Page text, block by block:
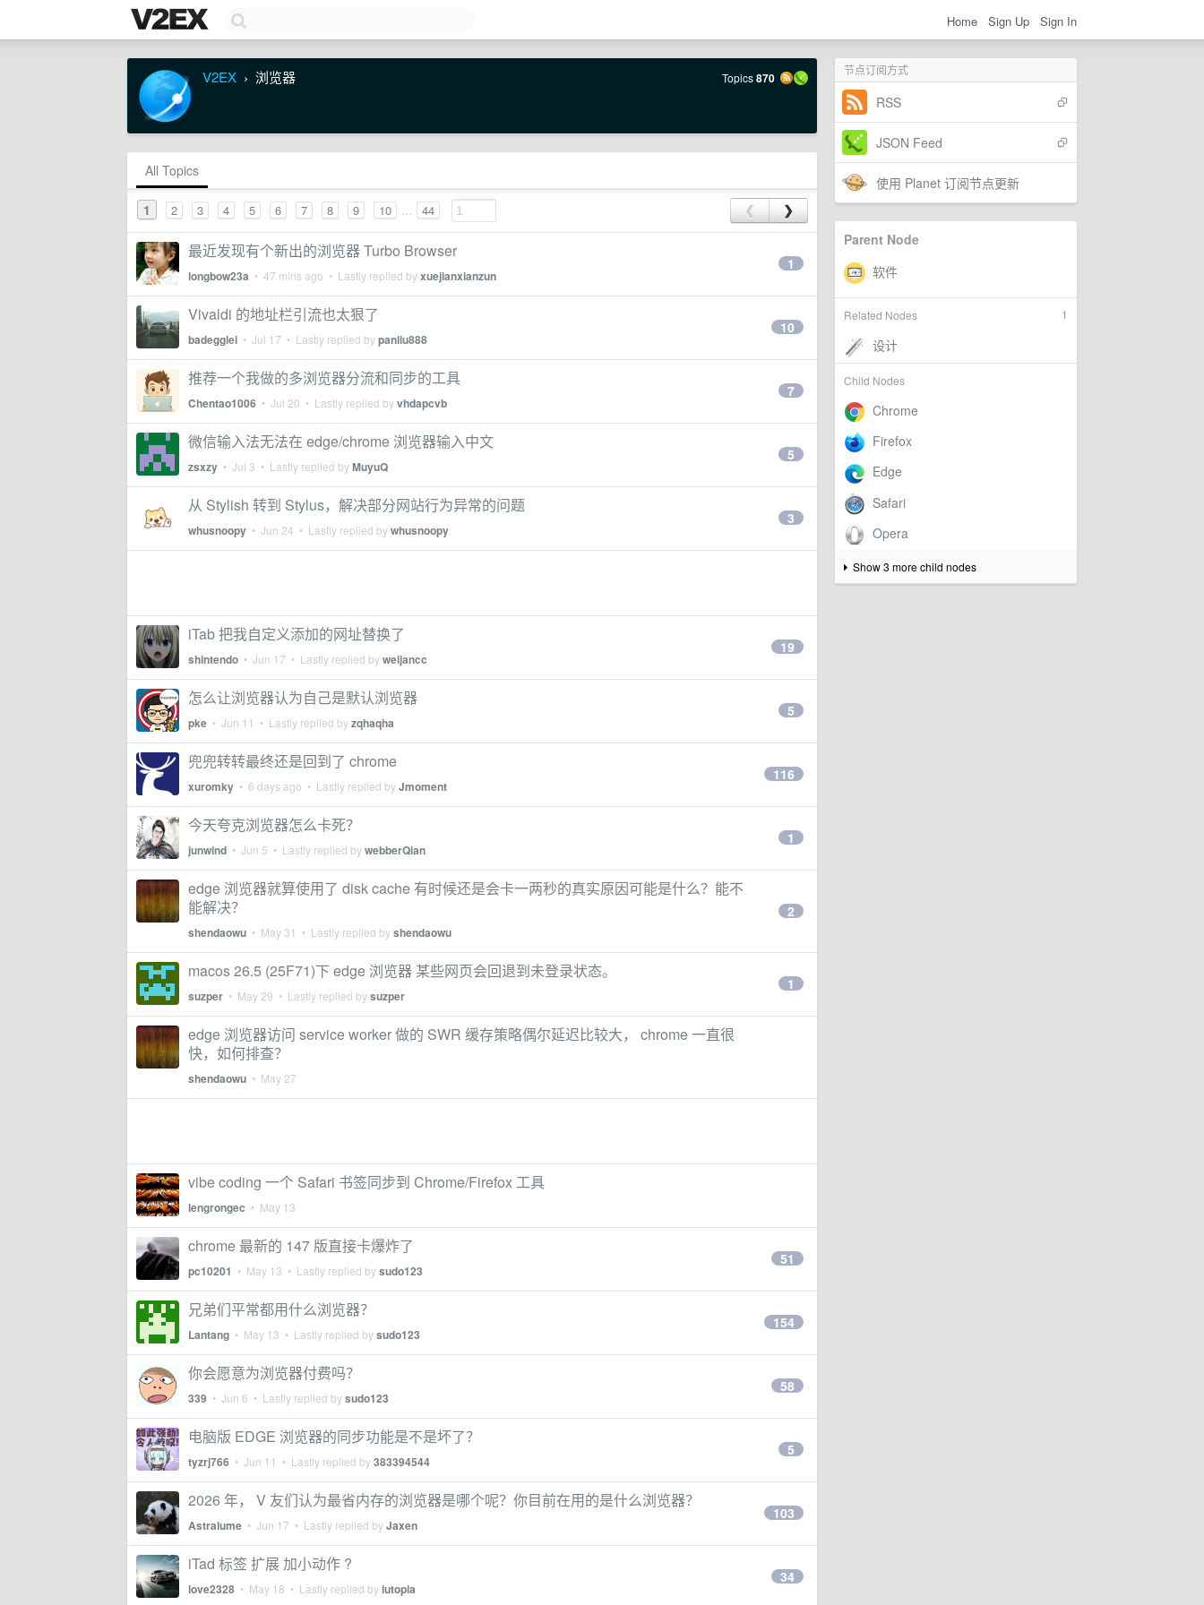
Home Sign Up Sign In
节点订阅方式
RSS
JSON Feed
使用 Planet 订阅节点更新
Parent Node
1
Related Nodes
Child Nodes
Show 3 more child nodes
V2EX › 浏览器 Topics870
All Topics
1 2 3 4 5 6 7 8 9 10 ... 44 ❮ ❯
最近发现有个新出的浏览器 Turbo Browser
longbow23a • 47 mins ago • Lastly replied byxuejianxianzun
1
Vivaldi 的地址栏引流也太狠了
badegglei • Jul 17 • Lastly replied bypanliu888
10
推荐一个我做的多浏览器分流和同步的工具
Chentao1006 • Jul 20 • Lastly replied byvhdapcvb
7
微信输入法无法在 edge/chrome 浏览器输入中文
zsxzy • Jul 3 • Lastly replied byMuyuQ
5
从 Stylish 转到 Stylus，解决部分网站行为异常的问题
whusnoopy • Jun 24 • Lastly replied bywhusnoopy
3
iTab 把我自定义添加的网址替换了
shintendo • Jun 17 • Lastly replied byweijancc
19
怎么让浏览器认为自己是默认浏览器
pke • Jun 11 • Lastly replied byzqhaqha
5
兜兜转转最终还是回到了 chrome
xuromky • 6 days ago • Lastly replied byJmoment
116
今天夸克浏览器怎么卡死？
junwind • Jun 5 • Lastly replied bywebberQian
1
edge 浏览器就算使用了 disk cache 有时候还是会卡一两秒的真实原因可能是什么？能不
能解决？
shendaowu • May 31 • Lastly replied byshendaowu
2
macos 26.5 (25F71)下 edge 浏览器 某些网页会回退到未登录状态。
suzper • May 29 • Lastly replied bysuzper
1
edge 浏览器访问 service worker 做的 SWR 缓存策略偶尔延迟比较大， chrome 一直很
快，如何排查？
shendaowu • May 27
vibe coding 一个 Safari 书签同步到 Chrome/Firefox 工具
lengrongec • May 13
chrome 最新的 147 版直接卡爆炸了
pc10201 • May 13 • Lastly replied bysudo123
51
兄弟们平常都用什么浏览器？
Lantang • May 13 • Lastly replied bysudo123
154
你会愿意为浏览器付费吗？
339 • Jun 6 • Lastly replied bysudo123
58
电脑版 EDGE 浏览器的同步功能是不是坏了？
tyzrj766 • Jun 11 • Lastly replied by383394544
5
2026 年， V 友们认为最省内存的浏览器是哪个呢？你目前在用的是什么浏览器？
Astralume • Jun 17 • Lastly replied byJaxen
103
iTad 标签 扩展 加小动作 ?
love2328 • May 18 • Lastly replied byiutopia
34